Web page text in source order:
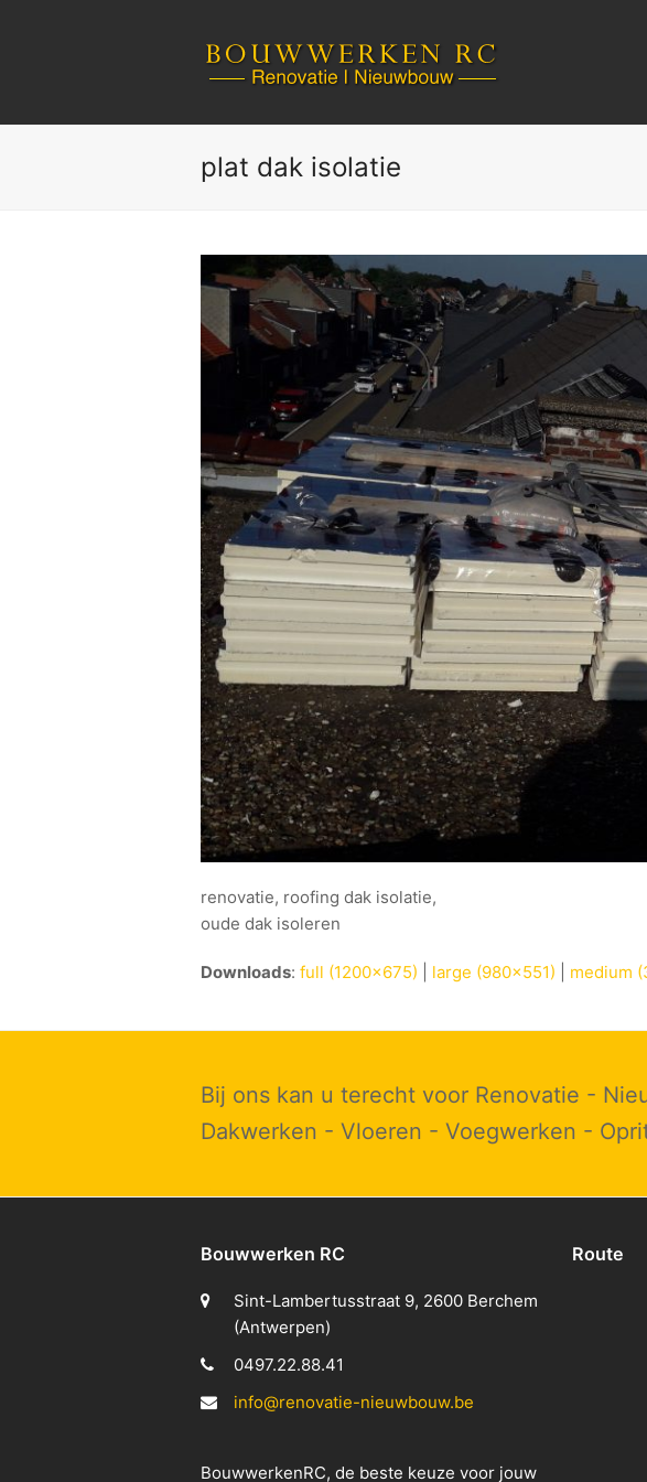
plat dak isolatie
renovatie, roofing dak isolatie,
oude dak isoleren
Downloads: full (1200x675) large (980x551) medium
Bij ons kan u terecht voor Renovatie -
Dakwerken - Vloeren - Voegwerken -
Bouwwerken RC
Sint-Lambertusstraat 9, 2600 Berchem
(Antwerpen)
0497.22.88.41
info@renovatie-nieuwbouw.be
BouwwerkenRC, de beste keuze voor jouw
Route